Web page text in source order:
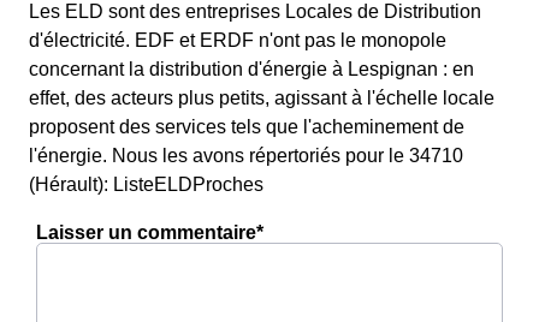
Les ELD sont des entreprises Locales de Distribution
d'électricité. EDF et ERDF n'ont pas le monopole
concernant la distribution d'énergie à Lespignan : en
effet, des acteurs plus petits, agissant à l'échelle locale
proposent des services tels que l'acheminement de
l'énergie. Nous les avons répertoriés pour le 34710
(Hérault): ListeELDProches
Laisser un commentaire*